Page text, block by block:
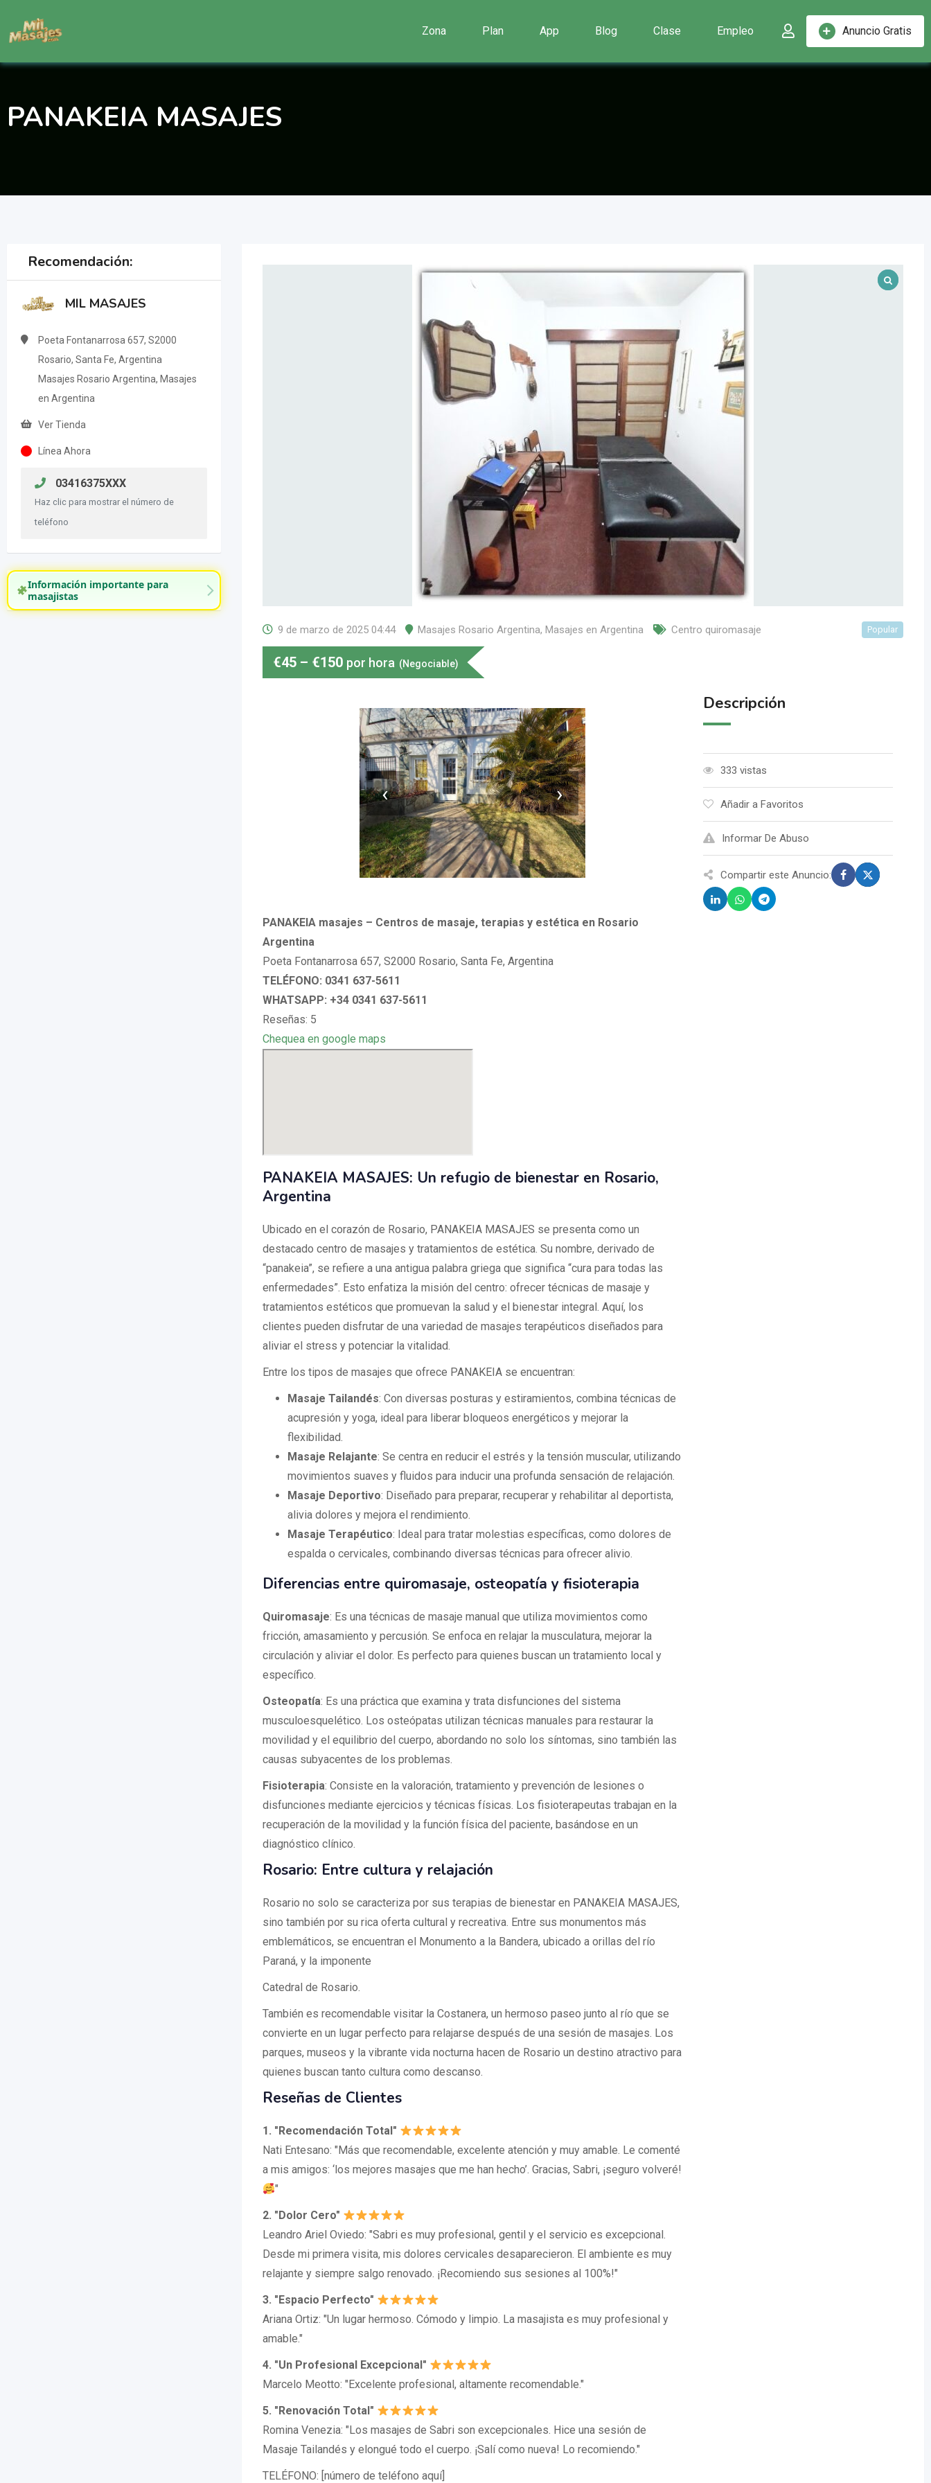
contenido
Anuncio Gratis
Zona Plan App Blog Clase Empleo
PANAKEIA MASAJES
Recomendación:
MIL MASAJES
Poeta Fontanarrosa 657, S2000
Rosario, Santa Fe, Argentina
Masajes Rosario Argentina, Masajes
en Argentina
Ver Tienda
Línea Ahora
03416375XXX
Haz clic para mostrar el número de
teléfono
Información importante para
masajistas
9 de marzo de 2025 04:44 Masajes Rosario Argentina, Masajes en Argentina Centro quiromasaje Popular
€45 – €150 por hora (Negociable)
‹ ›
PANAKEIA masajes – Centros de masaje, terapias y estética en Rosario
Argentina
Poeta Fontanarrosa 657, S2000 Rosario, Santa Fe, Argentina
TELÉFONO: 0341 637-5611
WHATSAPP: +34 0341 637-5611
Reseñas: 5
Chequea en google maps
PANAKEIA MASAJES: Un refugio de bienestar en Rosario,
Argentina
Ubicado en el corazón de Rosario, PANAKEIA MASAJES se presenta como un
destacado centro de masajes y tratamientos de estética. Su nombre, derivado de
“panakeia”, se refiere a una antigua palabra griega que significa “cura para todas las
enfermedades”. Esto enfatiza la misión del centro: ofrecer técnicas de masaje y
tratamientos estéticos que promuevan la salud y el bienestar integral. Aquí, los
clientes pueden disfrutar de una variedad de masajes terapéuticos diseñados para
aliviar el stress y potenciar la vitalidad.
Entre los tipos de masajes que ofrece PANAKEIA se encuentran:
Masaje Tailandés: Con diversas posturas y estiramientos, combina técnicas de
acupresión y yoga, ideal para liberar bloqueos energéticos y mejorar la
flexibilidad.
Masaje Relajante: Se centra en reducir el estrés y la tensión muscular, utilizando
movimientos suaves y fluidos para inducir una profunda sensación de relajación.
Masaje Deportivo: Diseñado para preparar, recuperar y rehabilitar al deportista,
alivia dolores y mejora el rendimiento.
Masaje Terapéutico: Ideal para tratar molestias específicas, como dolores de
espalda o cervicales, combinando diversas técnicas para ofrecer alivio.
Diferencias entre quiromasaje, osteopatía y fisioterapia
Quiromasaje: Es una técnicas de masaje manual que utiliza movimientos como
fricción, amasamiento y percusión. Se enfoca en relajar la musculatura, mejorar la
circulación y aliviar el dolor. Es perfecto para quienes buscan un tratamiento local y
específico.
Osteopatía: Es una práctica que examina y trata disfunciones del sistema
musculoesquelético. Los osteópatas utilizan técnicas manuales para restaurar la
movilidad y el equilibrio del cuerpo, abordando no solo los síntomas, sino también las
causas subyacentes de los problemas.
Fisioterapia: Consiste en la valoración, tratamiento y prevención de lesiones o
disfunciones mediante ejercicios y técnicas físicas. Los fisioterapeutas trabajan en la
recuperación de la movilidad y la función física del paciente, basándose en un
diagnóstico clínico.
Rosario: Entre cultura y relajación
Rosario no solo se caracteriza por sus terapias de bienestar en PANAKEIA MASAJES,
sino también por su rica oferta cultural y recreativa. Entre sus monumentos más
emblemáticos, se encuentran el Monumento a la Bandera, ubicado a orillas del río
Paraná, y la imponente
Catedral de Rosario.
También es recomendable visitar la Costanera, un hermoso paseo junto al río que se
convierte en un lugar perfecto para relajarse después de una sesión de masajes. Los
parques, museos y la vibrante vida nocturna hacen de Rosario un destino atractivo para
quienes buscan tanto cultura como descanso.
Reseñas de Clientes
1. "Recomendación Total"
Nati Entesano: "Más que recomendable, excelente atención y muy amable. Le comenté
a mis amigos: ‘los mejores masajes que me han hecho’. Gracias, Sabri, ¡seguro volveré!
"
2. "Dolor Cero"
Leandro Ariel Oviedo: "Sabri es muy profesional, gentil y el servicio es excepcional.
Desde mi primera visita, mis dolores cervicales desaparecieron. El ambiente es muy
relajante y siempre salgo renovado. ¡Recomiendo sus sesiones al 100%!"
3. "Espacio Perfecto"
Ariana Ortiz: "Un lugar hermoso. Cómodo y limpio. La masajista es muy profesional y
amable."
4. "Un Profesional Excepcional"
Marcelo Meotto: "Excelente profesional, altamente recomendable."
5. "Renovación Total"
Romina Venezia: "Los masajes de Sabri son excepcionales. Hice una sesión de
Masaje Tailandés y elongué todo el cuerpo. ¡Salí como nueva! Lo recomiendo."
TELÉFONO: [número de teléfono aquí]
Descripción
333 vistas
Añadir a Favoritos
Informar De Abuso
Compartir este Anuncio: